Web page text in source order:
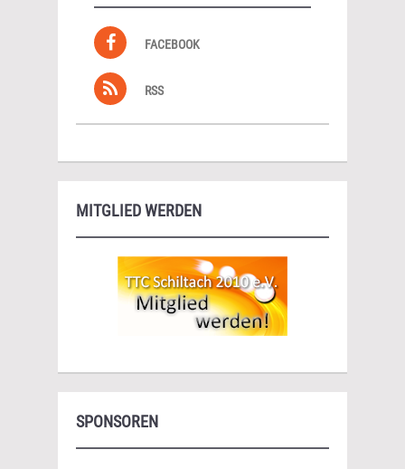
FACEBOOK
RSS
MITGLIED WERDEN
SPONSOREN